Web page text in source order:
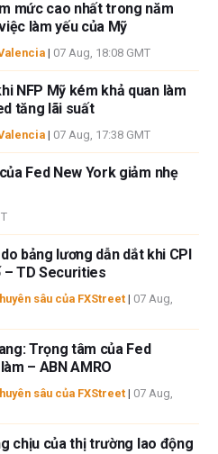
cố vấn đầu tư đã đăng ký và không
nhằm mục đích tư vấn đầu tư.
mức cao nhất trong năm
làm yếu của Mỹ
| 07 Aug, 18:08 GMT
NFP Mỹ kém khả quan làm
tăng lãi suất
| 07 Aug, 17:38 GMT
Fed New York giảm nhẹ
bảng lương dẫn dắt khi CPI
– TD Securities
sâu của FXStreet | 07 Aug,
Trọng tâm của Fed
– ABN AMRO
sâu của FXStreet | 07 Aug,
chịu của thị trường lao động